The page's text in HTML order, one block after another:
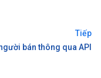
Tiếp
bán thông qua API